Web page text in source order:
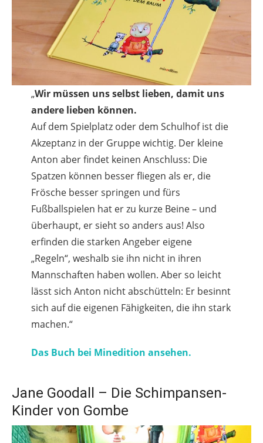
„Wir müssen uns selbst lieben, damit uns
andere lieben können.
Auf dem Spielplatz oder dem Schulhof ist die
Akzeptanz in der Gruppe wichtig. Der kleine
Anton aber findet keinen Anschluss: Die
Spatzen können besser fliegen als er, die
Frösche besser springen und fürs
Fußballspielen hat er zu kurze Beine – und
überhaupt, er sieht so anders aus! Also
erfinden die starken Angeber eigene
„Regeln“, weshalb sie ihn nicht in ihren
Mannschaften haben wollen. Aber so leicht
lässt sich Anton nicht abschütteln: Er besinnt
sich auf die eigenen Fähigkeiten, die ihn stark
machen.“
Das Buch bei Minedition ansehen.
Jane Goodall – Die Schimpansen-
Kinder von Gombe